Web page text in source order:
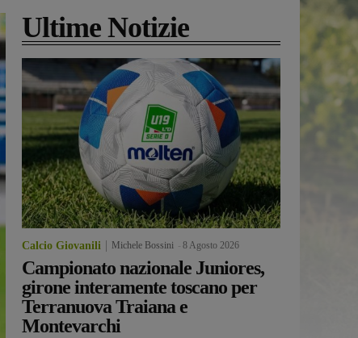
Ultime Notizie
Calcio Giovanili Michele Bossini 8 Agosto 2026
Campionato nazionale Juniores,
girone interamente toscano per
Terranuova Traiana e
Montevarchi